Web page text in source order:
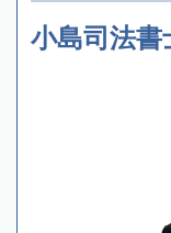
小島司法書